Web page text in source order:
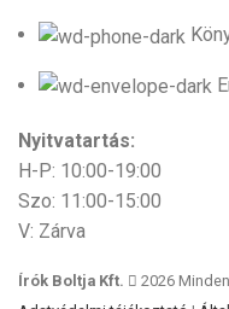
Nyitvatartás:
H-P: 10:00-19:00
Szo: 11:00-15:00
V: Zárva
Írók Boltja Kft.
2026